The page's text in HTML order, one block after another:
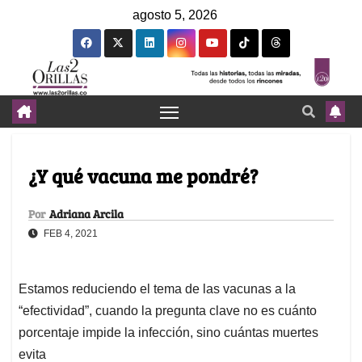
agosto 5, 2026
¿Y qué vacuna me pondré?
Por Adriana Arcila
FEB 4, 2021
Estamos reduciendo el tema de las vacunas a la
“efectividad”, cuando la pregunta clave no es cuánto
porcentaje impide la infección, sino cuántas muertes
evita